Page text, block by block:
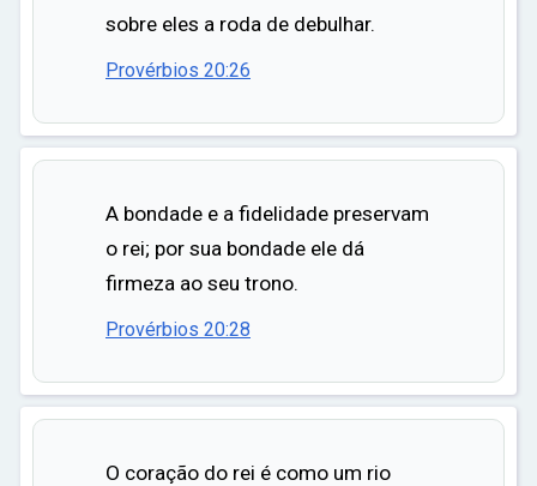
sobre eles a roda de debulhar.
Provérbios 20:26
A bondade e a fidelidade preservam
o rei; por sua bondade ele dá
firmeza ao seu trono.
Provérbios 20:28
O coração do rei é como um rio